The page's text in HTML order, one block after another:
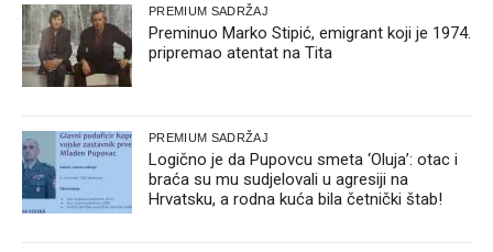
PREMIUM SADRŽAJ
Preminuo Marko Stipić, emigrant koji je 1974.
pripremao atentat na Tita
PREMIUM SADRŽAJ
Logično je da Pupovcu smeta ‘Oluja’: otac i
braća su mu sudjelovali u agresiji na
Hrvatsku, a rodna kuća bila četnički štab!